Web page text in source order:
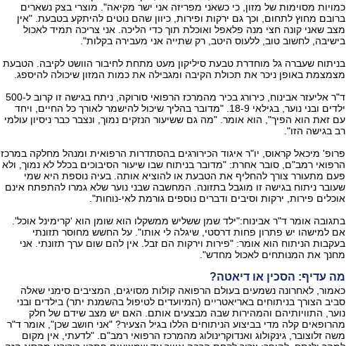
כמויות מסוימות של מזון, כי כשאני מפריזה אני ישר מקיאה‭."‬ מוצרי בצק נשארים
ברובם מחוץ לתחום, וכך גם ירקות ופירות, כיוון שהם נוטים להיתקע בטבעת. "אין
מצב שאני קונה חצי מנה פלאפל ואוכלת תוך כדי הליכה. אני צריכה תמיד לאכול
בישיבה, לחשוב טוב, ללעוס היטב, רק שתייה אני מעבירה בקלות‭."‬
בניתוח שעברה גל מוחדרת טבעת סיליקון מעט מתחת לחיבור הוושט לקיבה. הטבעת
מצמצמת באופן ניכר את תכולת הקיבה ומגבילה את כמות המזון שיכולה להיספג.
ד"ר אליעזר אבינוח, כירורג בכיר מהמרכז הרפואי סורוקה, ניתח בגישה זו קרוב ל‭500-‬
ילדים ובני נוער, בגילאי ‭.18-9‬ "מדובר בהליך שיכול להישמר לאורך כל החיים, ויחד
עם זאת הוא הפיך‭,"‬ הוא אומר. "מה גם ששיעור הנזקים נמוך, ונצבר כבר ניסיון עולמי
רב בגישה הזו‭."‬
פרופ' מיכאל קראוס, יו"ר איגוד הכירורגים בהסתדרות הרפואית ומנהל מחלקה במרכז
הרפואי רמב"ם, סובר אחרת: "מדובר בניתוח שבו שיעור הסיבוכים בכלל לא נמוך, ולא
פעם מתעורר צורך להחליף את הטבעת או להוציא אותה. בעיה נוספת היא שמי
שעובר ניתוח בגישה זו מוגבל בתזונה. המחשבה שבני נוער שלא גמרו להתפתח אינם
אוכלים פירות, ירקות וסיבים ודברים נוספים גורמת לאי-נוחות‭."‬
אם למישהו יש פתרון פחות דרסטי, שיגלה לי אותו‭."‬ על החשש מחוסר תזונתי
בעקבות הניתוח הוא אומר: "פירות וירקות הם זבל. אין להם שום ערך תזונתי. אני
מחנך את המנותחים לאכול מחדש‭."‬
מה עדיף: הסכין או דיאטה?
כאמור, לאחרונה נשמעים בעולם הרפואה קולות מסויגים, המציבים סימני שאלה
סביב הצורך בניתוחים באריאטריים (המיועדים לטיפול בהשמנת יתר) בילדים ובני
נוער, התוויותיהם והמהירות שבה מבצעים אותם. האם יש מצב שידם של חלק
מהרופאים קלה מדי בביצוע הניתוחים הללו בגיל הצעיר? "אני חושב שכן‭,"‬ אומר ד"ר
משה זלוצובר, גינקולוג ואנדוקרינולוג מהמרכז הרפואי רמב"ם. "לדעתי, אין מקום